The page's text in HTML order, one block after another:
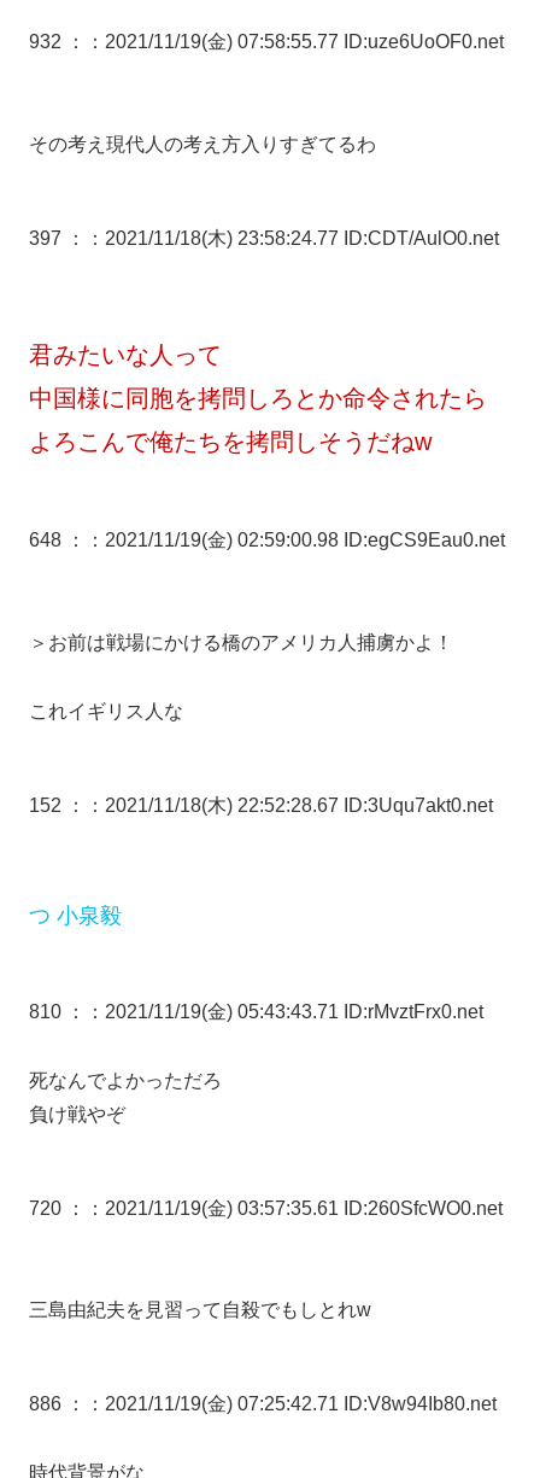
932 ： ：2021/11/19(金) 07:58:55.77 ID:uze6UoOF0.net
その考え現代人の考え方入りすぎてるわ
397 ： ：2021/11/18(木) 23:58:24.77 ID:CDT/AulO0.net
君みたいな人って
中国様に同胞を拷問しろとか命令されたら
よろこんで俺たちを拷問しそうだねw
648 ： ：2021/11/19(金) 02:59:00.98 ID:egCS9Eau0.net
＞お前は戦場にかける橋のアメリカ人捕虜かよ！
これイギリス人な
152 ： ：2021/11/18(木) 22:52:28.67 ID:3Uqu7akt0.net
つ 小泉毅
810 ： ：2021/11/19(金) 05:43:43.71 ID:rMvztFrx0.net
死なんでよかっただろ
負け戦やぞ
720 ： ：2021/11/19(金) 03:57:35.61 ID:260SfcWO0.net
三島由紀夫を見習って自殺でもしとれw
886 ： ：2021/11/19(金) 07:25:42.71 ID:V8w94Ib80.net
時代背景がな